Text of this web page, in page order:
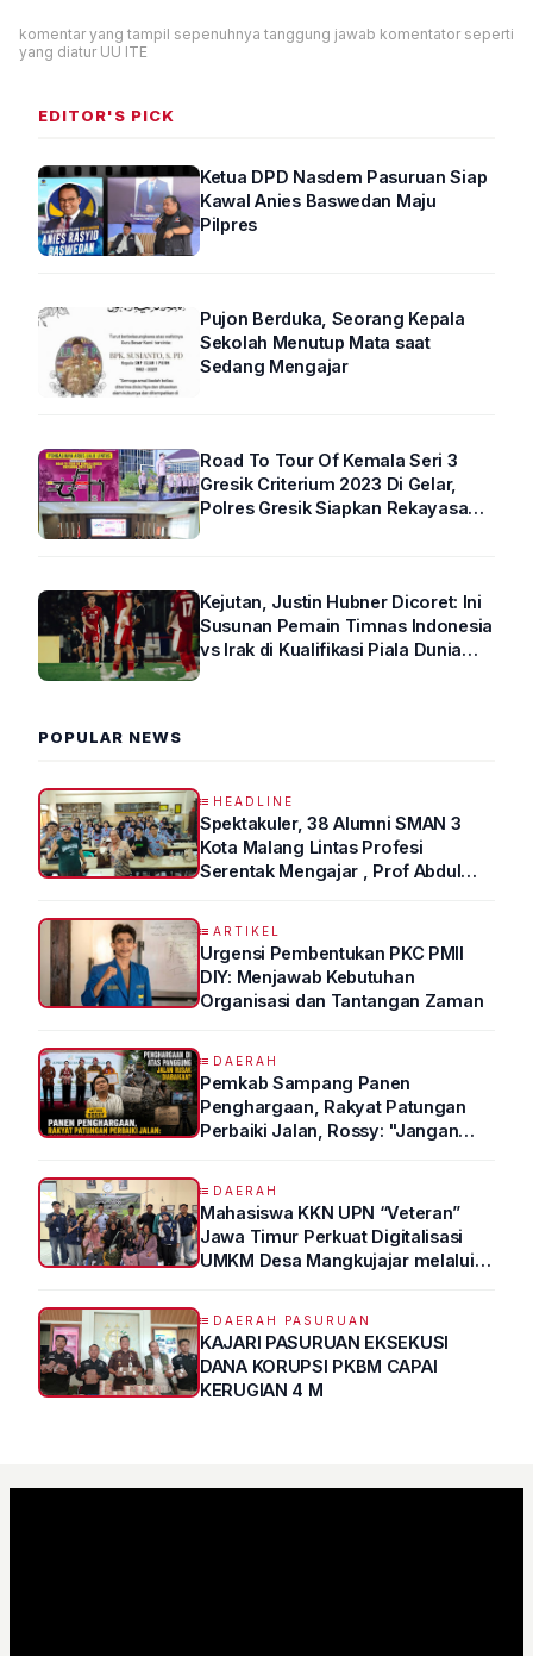
komentar yang tampil sepenuhnya tanggung jawab komentator seperti
yang diatur UU ITE
EDITOR'S PICK
Ketua DPD Nasdem Pasuruan Siap
Kawal Anies Baswedan Maju
Pilpres
Pujon Berduka, Seorang Kepala
Sekolah Menutup Mata saat
Sedang Mengajar
Road To Tour Of Kemala Seri 3
Gresik Criterium 2023 Di Gelar,
Polres Gresik Siapkan Rekayasa
Kejutan, Justin Hubner Dicoret: Ini
Susunan Pemain Timnas Indonesia
vs Irak di Kualifikasi Piala Dunia
POPULAR NEWS
HEADLINE
Spektakuler, 38 Alumni SMAN 3
Kota Malang Lintas Profesi
Serentak Mengajar , Prof Abdul
ARTIKEL
Urgensi Pembentukan PKC PMII
DIY: Menjawab Kebutuhan
Organisasi dan Tantangan Zaman
DAERAH
Pemkab Sampang Panen
Penghargaan, Rakyat Patungan
Perbaiki Jalan, Rossy: "Jangan
DAERAH
Mahasiswa KKN UPN “Veteran”
Jawa Timur Perkuat Digitalisasi
UMKM Desa Mangkujajar melalui
DAERAH PASURUAN
KAJARI PASURUAN EKSEKUSI
DANA KORUPSI PKBM CAPAI
KERUGIAN 4 M